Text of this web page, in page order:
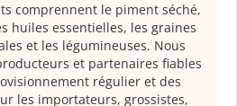
comprennent le piment séché,
huiles essentielles, les graines
et les légumineuses. Nous
et partenaires fiables
régulier et des
les importateurs, grossistes,